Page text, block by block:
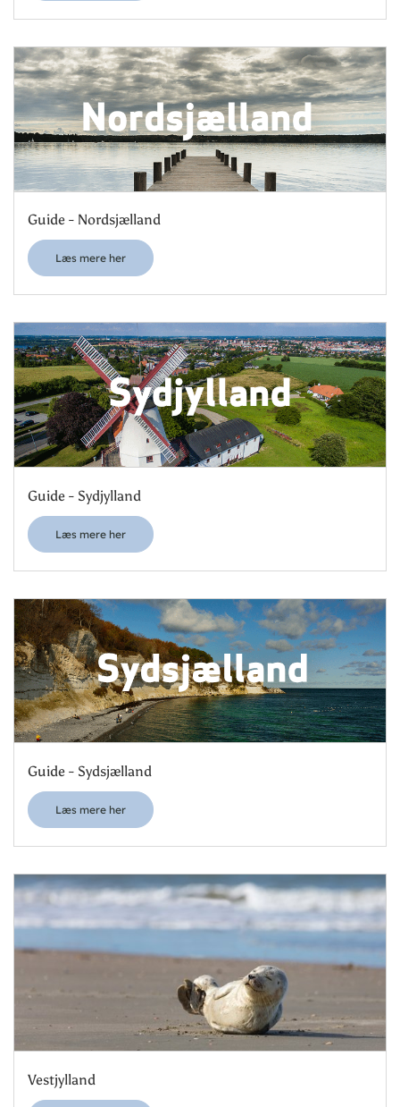
Guide - Nordsjælland
Læs mere her
Guide - Sydjylland
Læs mere her
Guide - Sydsjælland
Læs mere her
Vestjylland